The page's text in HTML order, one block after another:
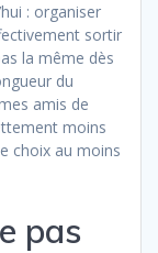
: organiser
sortir
la même dès
du
amis de
moins
choix au moins
pas